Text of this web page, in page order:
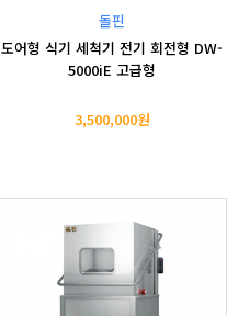
돌핀
도어형 식기 세척기 전기 회전형 DW-
5000iE 고급형
3,500,000원